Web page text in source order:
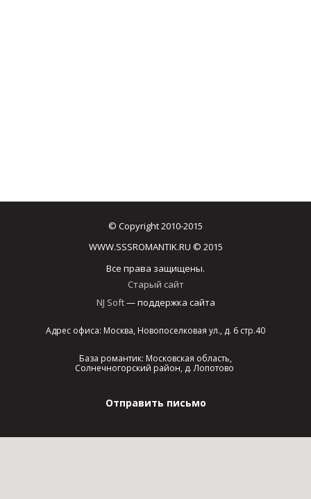
© Copyright 2010-2015
WWW.SSSROMANTIK.RU © 2015
Все права защищены.
Старый сайт
NJ Soft— поддержка сайта
Адрес офиса: Москва, Новопоселковая ул., д. 6 стр.40
База романтик: Московская область,
Солнечногорский район, д. Лопотово
Отправить письмо